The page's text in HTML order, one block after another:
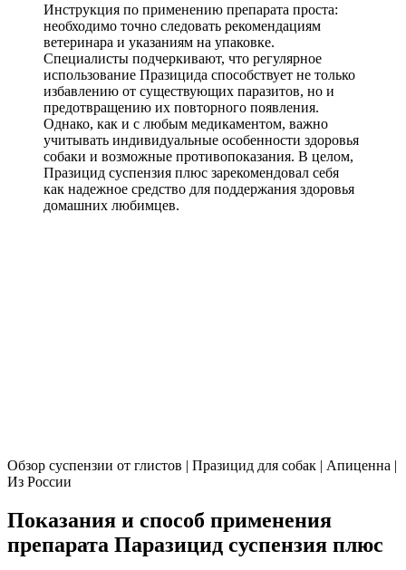
Инструкция по применению препарата проста:
необходимо точно следовать рекомендациям
ветеринара и указаниям на упаковке.
Специалисты подчеркивают, что регулярное
использование Празицида способствует не только
избавлению от существующих паразитов, но и
предотвращению их повторного появления.
Однако, как и с любым медикаментом, важно
учитывать индивидуальные особенности здоровья
собаки и возможные противопоказания. В целом,
Празицид суспензия плюс зарекомендовал себя
как надежное средство для поддержания здоровья
домашних любимцев.
Обзор суспензии от глистов | Празицид для собак | Апиценна |
Из России
Показания и способ применения
препарата Паразицид суспензия плюс